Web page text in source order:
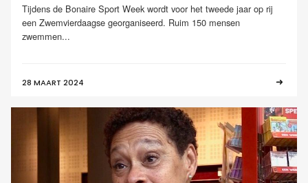
Tijdens de Bonaire Sport Week wordt voor het tweede jaar op rij
een Zwemvierdaagse georganiseerd. Ruim 150 mensen
zwemmen...
28 MAART 2024